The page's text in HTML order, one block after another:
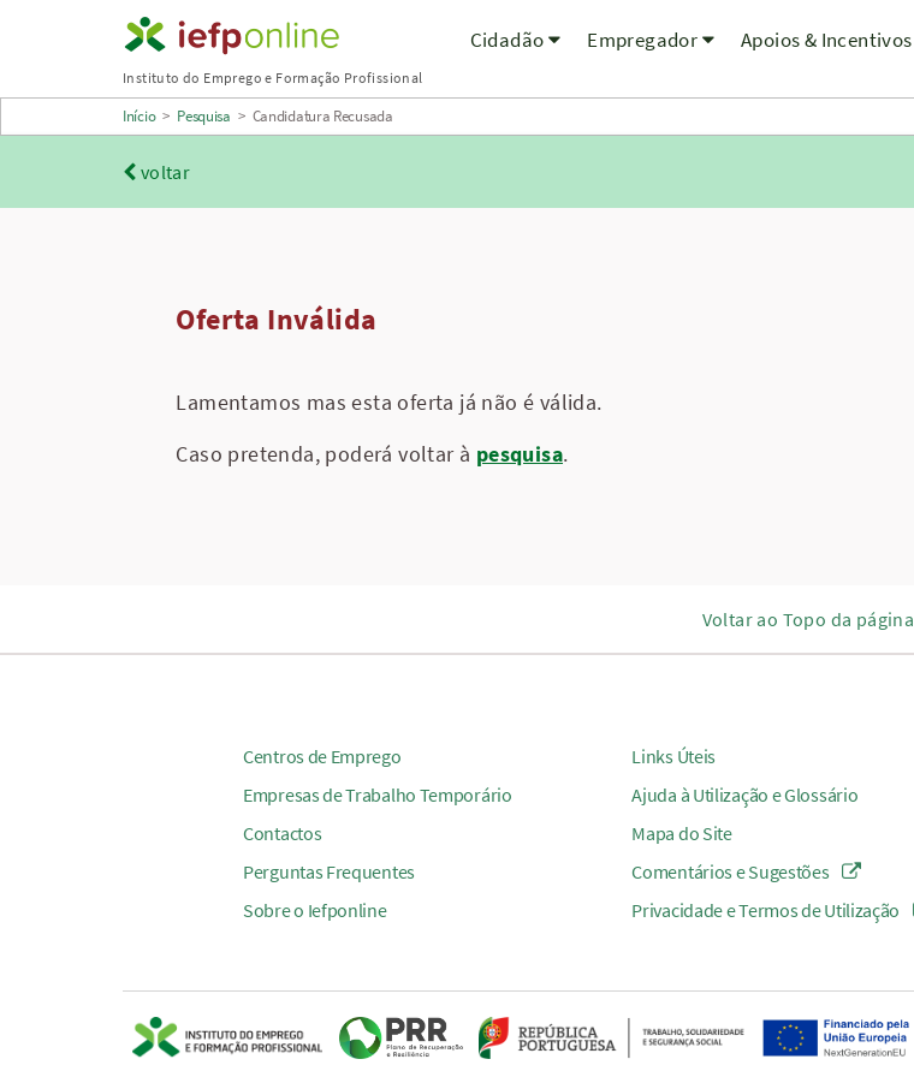
Instituto do Emprego e Formação Profissional
Cidadão Empregador Apoios & Incentivos
Início > Pesquisa > Candidatura Recusada
voltar
Oferta Inválida
Lamentamos mas esta oferta já não é válida.
Caso pretenda, poderá voltar à pesquisa.
Voltar ao Topo da página
Centros de Emprego
Empresas de Trabalho Temporário
Contactos
Perguntas Frequentes
Sobre o Iefponline
Links Úteis
Ajuda à Utilização e Glossário
Mapa do Site
Comentários e Sugestões
Privacidade e Termos de Utilização